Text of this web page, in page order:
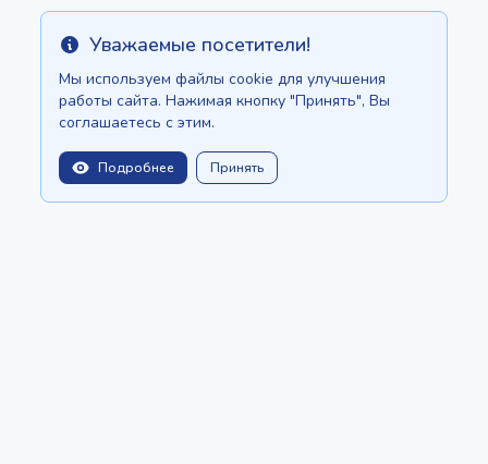
Info Уважаемые посетители!
Мы используем файлы cookie для улучшения
работы сайта. Нажимая кнопку "Принять", Вы
соглашаетесь с этим.
Подробнее Принять